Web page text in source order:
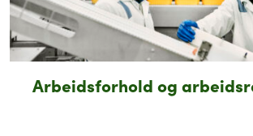
Arbeidsforhold og